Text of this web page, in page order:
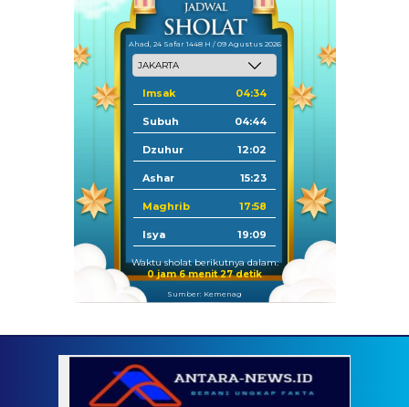
Ahad, 24 Safar 1448 H / 09 Agustus 2026
Imsak 04:34
Subuh 04:44
Dzuhur 12:02
Ashar 15:23
Maghrib 17:58
Isya 19:09
Waktu sholat berikutnya dalam:
0 jam 6 menit 26 detik
Sumber: Kemenag